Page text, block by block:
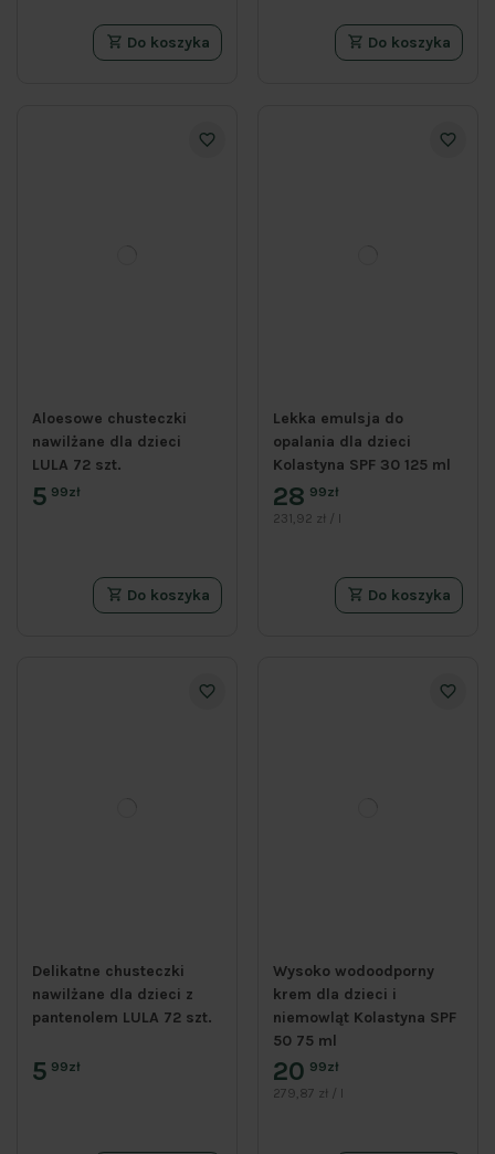
Do koszyka Do koszyka
Aloesowe chusteczki
nawilżane dla dzieci
LULA 72 szt.
5 99zł
Do koszyka
Lekka emulsja do
opalania dla dzieci
Kolastyna SPF 30 125 ml
28 99zł
231,92 zł / l
Do koszyka
Delikatne chusteczki
nawilżane dla dzieci z
pantenolem LULA 72 szt.
5 99zł
Wysoko wodoodporny
krem dla dzieci i
niemowląt Kolastyna SPF
50 75 ml
20 99zł
279,87 zł / l